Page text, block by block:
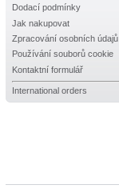
Dodací podmínky
Jak nakupovat
Zpracování osobních údajů
Používání souborů cookie
Kontaktní formulář
International orders